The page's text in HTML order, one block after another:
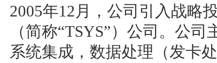
2005年12月，公司引入战略
（简称“TSYS”）公司。公
系统集成，数据处理（发卡